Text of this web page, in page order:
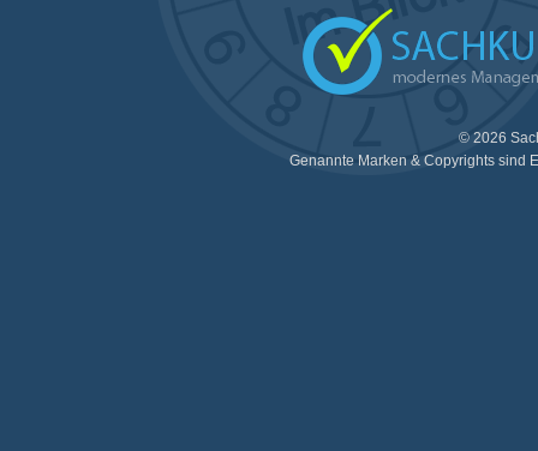
© 2026
Genannte Marken & Copyrights sind